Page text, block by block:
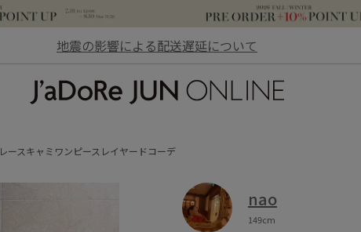
地震の影響による配送遅延について
レースキャミワンピースレイヤードコーデ
nao
149cm